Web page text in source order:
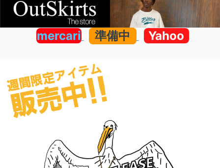
mercari 準備中 Yahoo